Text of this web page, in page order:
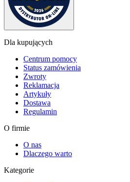
Dla kupujących
Centrum pomocy
Status zamówienia
Zwroty
Reklamacja
Artykuły
Dostawa
Regulamin
O firmie
O nas
Dlaczego warto
Kategorie